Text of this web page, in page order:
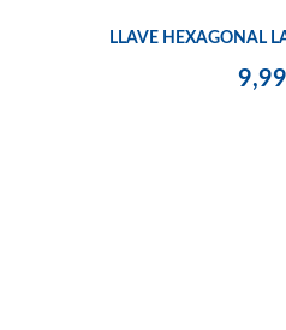
LLAVE HEXAGONAL